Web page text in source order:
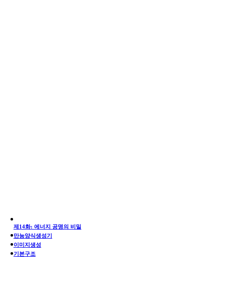
제14화: 에너지 공명의 비밀
만능양식생성기
이미지생성
기본구조